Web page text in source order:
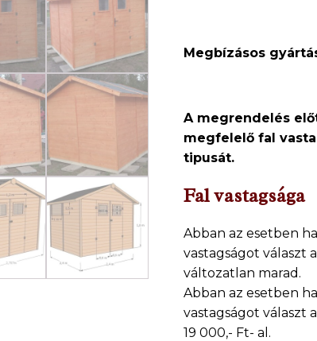
Megbízásos
A megrendelés
megfelelő fal
tipusát.
Fal vastagsága
Abban az esetben ha
vastagságot választ
változatlan marad.
Abban az esetben
vastagságot választ
19 000,- Ft- al.